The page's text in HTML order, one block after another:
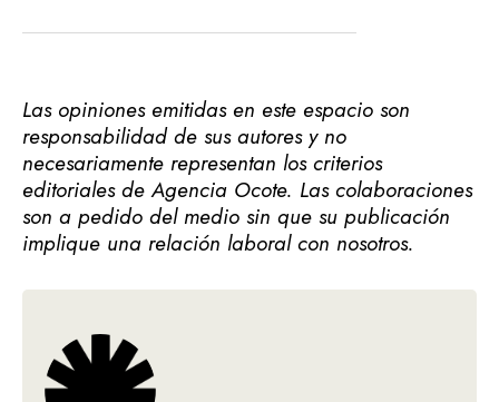
Las opiniones emitidas en este espacio son
responsabilidad de sus autores y no
necesariamente representan los criterios
editoriales de Agencia Ocote. Las colaboraciones
son a pedido del medio sin que su publicación
implique una relación laboral con nosotros.